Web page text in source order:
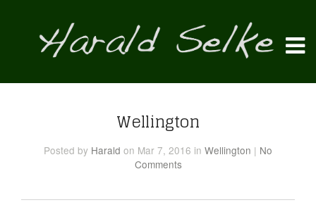
Wellington
Posted by Harald on Mar 7, 2016 in Wellington | No
Comments